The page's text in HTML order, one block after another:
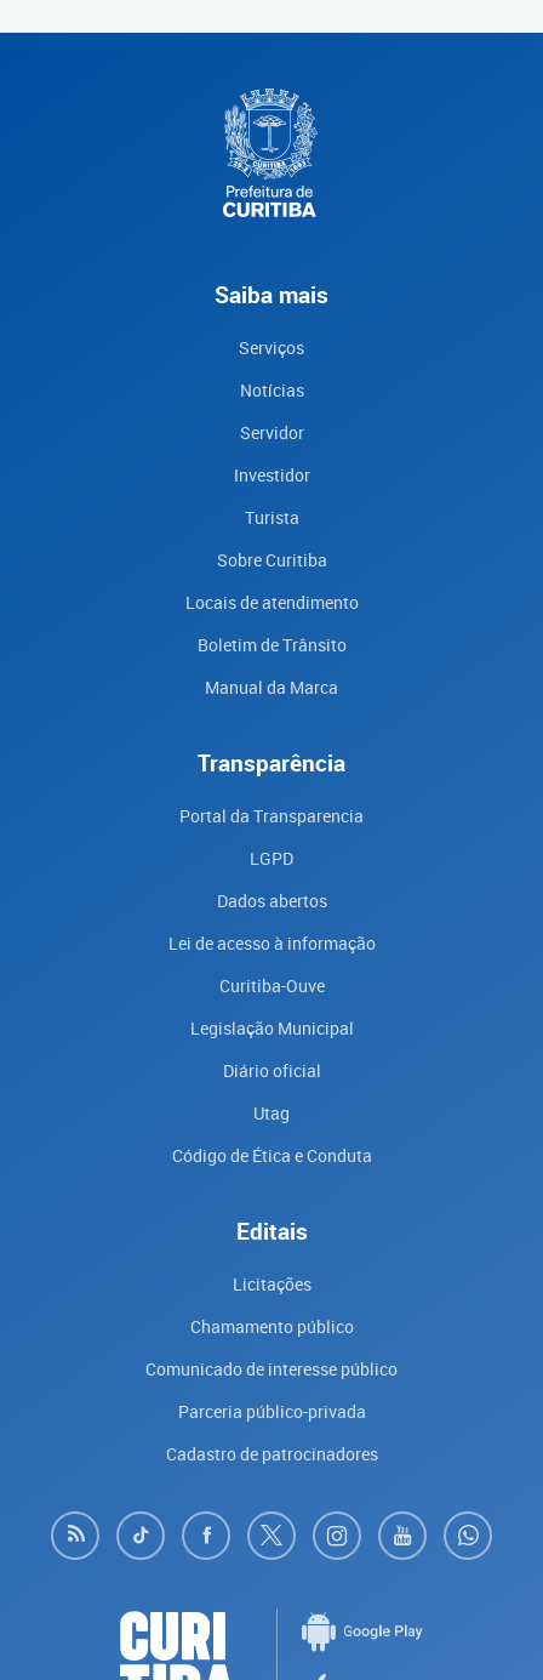
Saiba mais
Serviços
Notícias
Servidor
Investidor
Turista
Sobre Curitiba
Locais de atendimento
Boletim de Trânsito
Manual da Marca
Transparência
Portal da Transparencia
LGPD
Dados abertos
Lei de acesso à informação
Curitiba-Ouve
Legislação Municipal
Diário oficial
Utag
Código de Ética e Conduta
Editais
Licitações
Chamamento público
Comunicado de interesse público
Parceria público-privada
Cadastro de patrocinadores